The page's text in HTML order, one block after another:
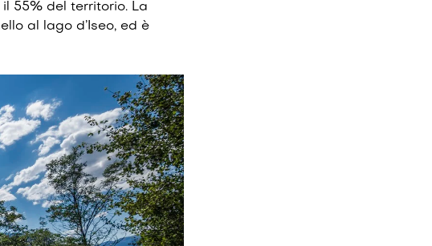
55% del territorio. La
al lago d’Iseo, ed è